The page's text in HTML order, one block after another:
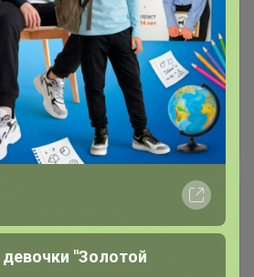
в данной закупке
закупке
"Золотой